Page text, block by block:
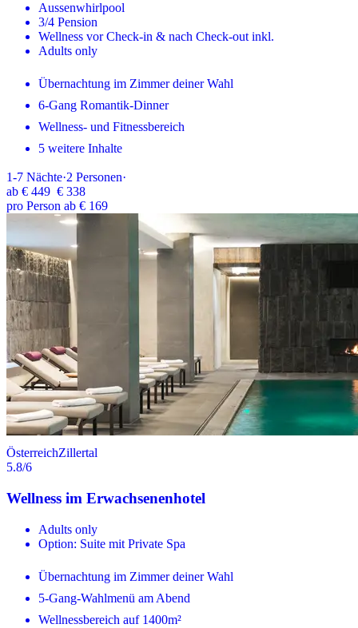
Aussenwhirlpool
3/4 Pension
Wellness vor Check-in & nach Check-out inkl.
Adults only
Übernachtung im Zimmer deiner Wahl
6-Gang Romantik-Dinner
Wellness- und Fitnessbereich
5 weitere Inhalte
1-7 Nächte·2 Personen·
ab € 449 € 338
pro Person ab € 169
ÖsterreichZillertal
5.8/6
Wellness im Erwachsenenhotel
Adults only
Option: Suite mit Private Spa
Übernachtung im Zimmer deiner Wahl
5-Gang-Wahlmenü am Abend
Wellnessbereich auf 1400m²